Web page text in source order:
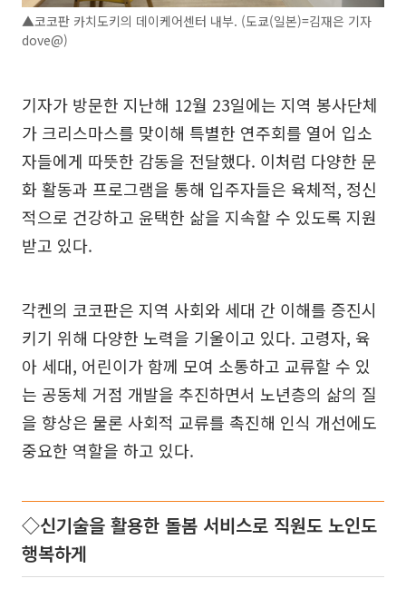
▲코코판 카치도키의 데이케어센터 내부. (도쿄(일본)=김재은 기자
dove@)
기자가 방문한 지난해 12월 23일에는 지역 봉사단체
가 크리스마스를 맞이해 특별한 연주회를 열어 입소
자들에게 따뜻한 감동을 전달했다. 이처럼 다양한 문
화 활동과 프로그램을 통해 입주자들은 육체적, 정신
적으로 건강하고 윤택한 삶을 지속할 수 있도록 지원
받고 있다.
각켄의 코코판은 지역 사회와 세대 간 이해를 증진시
키기 위해 다양한 노력을 기울이고 있다. 고령자, 육
아 세대, 어린이가 함께 모여 소통하고 교류할 수 있
는 공동체 거점 개발을 추진하면서 노년층의 삶의 질
을 향상은 물론 사회적 교류를 촉진해 인식 개선에도
중요한 역할을 하고 있다.
◇신기술을 활용한 돌봄 서비스로 직원도 노인도
행복하게